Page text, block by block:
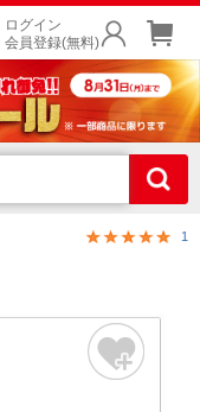
ログイン
会員登録(無料)
1